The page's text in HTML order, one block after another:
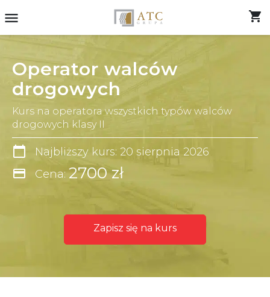
menu shopping_cart
Operator walców
drogowych
Kurs na operatora wszystkich typów walców
drogowych klasy II
calendar_today Najbliższy kurs: 20 sierpnia 2026
credit_card Cena: 2700 zł
Zapisz się na kurs